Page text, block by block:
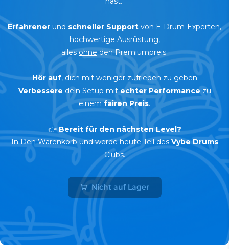
Erfahrener und schneller Support von E-Drum-Experten,
hochwertige Ausrüstung,
allesohneden Premiumpreis.
Hör auf, dich mit weniger zufrieden zu geben.
Verbessere dein Setup mitechter Performance zu
einemfairen Preis.
👉Bereit für den nächsten Level?
In Den Warenkorb und werde heute Teil desVybe Drums
Clubs.
Nicht auf Lager